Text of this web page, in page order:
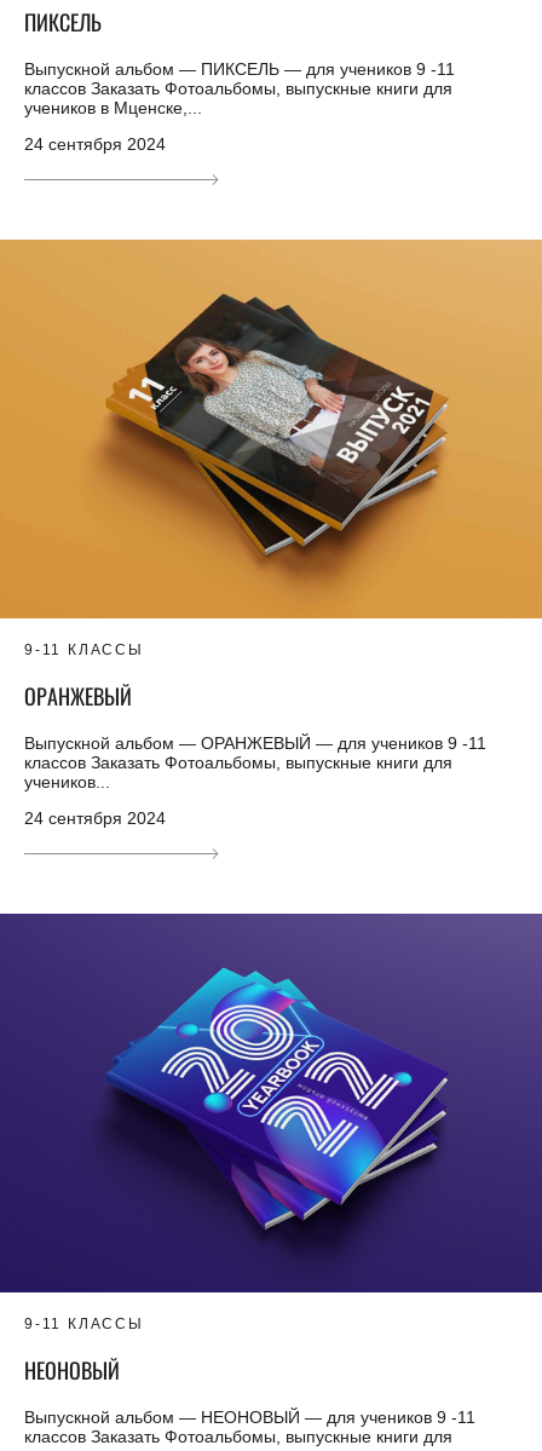
ПИКСЕЛЬ
Выпускной альбом — ПИКСЕЛЬ — для учеников 9 -11
классов Заказать Фотоальбомы, выпускные книги для
учеников в Мценске,...
24 сентября 2024
9-11 КЛАССЫ
ОРАНЖЕВЫЙ
Выпускной альбом — ОРАНЖЕВЫЙ — для учеников 9 -11
классов Заказать Фотоальбомы, выпускные книги для
учеников...
24 сентября 2024
9-11 КЛАССЫ
НЕОНОВЫЙ
Выпускной альбом — НЕОНОВЫЙ — для учеников 9 -11
классов Заказать Фотоальбомы, выпускные книги для